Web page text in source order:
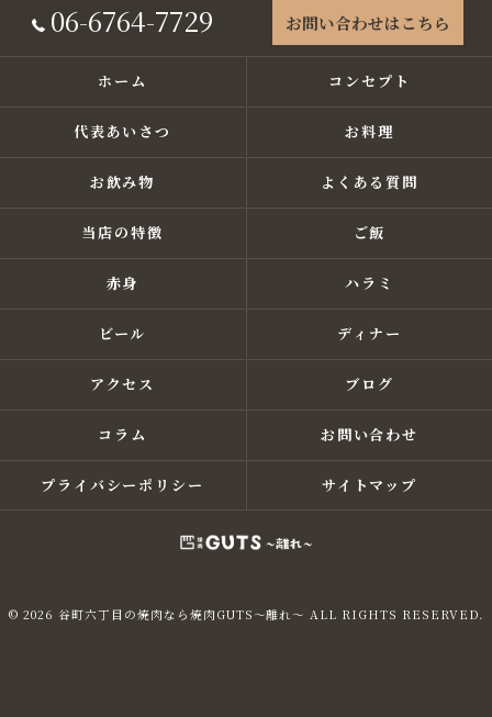
06-6764-7729 お問い合わせはこちら
ホーム コンセプト
代表あいさつ お料理
お飲み物 よくある質問
当店の特徴 ご飯
赤身 ハラミ
ビール ディナー
アクセス ブログ
コラム お問い合わせ
プライバシーポリシー サイトマップ
© 2026 谷町六丁目の焼肉なら焼肉GUTS～離れ～ ALL RIGHTS RESERVED.